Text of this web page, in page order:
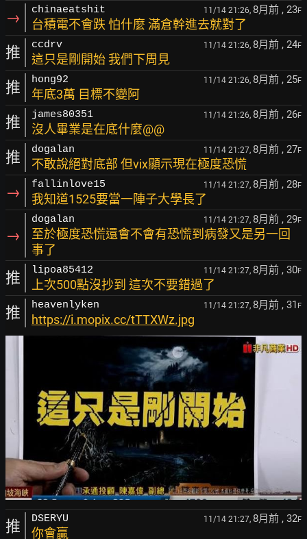
→ chinaeatshit 11/14 21:26, 8月前 , 23F
台積電不會跌 怕什麼 滿倉幹進去就對了
推 ccdrv 11/14 21:26, 8月前 , 24F
這只是剛開始 我們下周見
推 hong92 11/14 21:26, 8月前 , 25F
年底3萬 目標不變阿
推 james80351 11/14 21:26, 8月前 , 26F
沒人畢業是在底什麼@@
推 dogalan 11/14 21:27, 8月前 , 27F
不敢說絕對底部 但vix顯示現在極度恐慌
→ fallinlove15 11/14 21:27, 8月前 , 28F
我知道1525要當一陣子大學長了
→
dogalan 11/14 21:27, 8月前 , 29F
至於極度恐慌還會不會有恐慌到病發又是另一回
事了
推 lipoa85412 11/14 21:27, 8月前 , 30F
上次500點沒抄到 這次不要錯過了
推 heavenlyken 11/14 21:27, 8月前 , 31 F
https://i.mopix.cc/tTTXWz.jpg
推 DSERYU 11/14 21:27, 8月前 , 32F
你會贏